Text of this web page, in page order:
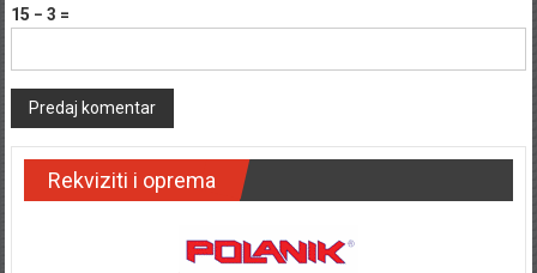
15 − 3 =
Rekviziti i oprema